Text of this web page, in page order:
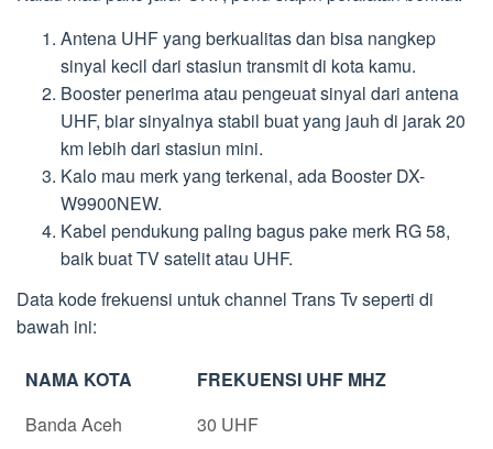
Antena UHF yang berkualitas dan bisa nangkep
sinyal kecil dari stasiun transmit di kota kamu.
Booster penerima atau pengeuat sinyal dari antena
UHF, biar sinyalnya stabil buat yang jauh di jarak 20
km lebih dari stasiun mini.
Kalo mau merk yang terkenal, ada Booster DX-
W9900NEW.
Kabel pendukung paling bagus pake merk RG 58,
baik buat TV satelit atau UHF.
Data kode frekuensi untuk channel Trans Tv seperti di
bawah ini:
NAMA KOTA
FREKUENSI UHF MHZ
Banda Aceh
30 UHF